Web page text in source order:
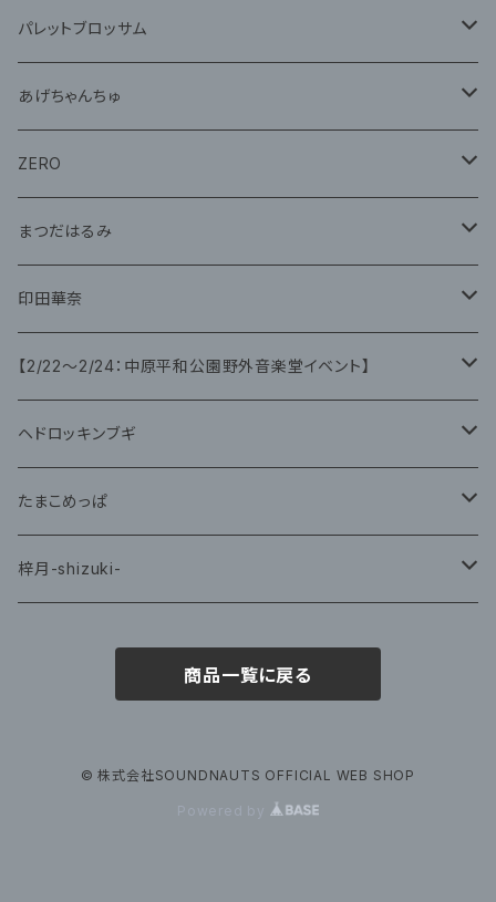
グッズ
パレットブロッサム
CD
グッズ
あげちゃんちゅ
グッズ
ZERO
グッズ
CD
まつだはるみ
CD
グッズ
印田華奈
グッズ
【2/22〜2/24：中原平和公園野外音楽堂イベント】
藤咲ゆみ
ヘドロッキンブギ
CD
たまこめっぱ
グッズ
梓月-shizuki-
商品一覧に戻る
© 株式会社SOUNDNAUTS OFFICIAL WEB SHOP
Powered by